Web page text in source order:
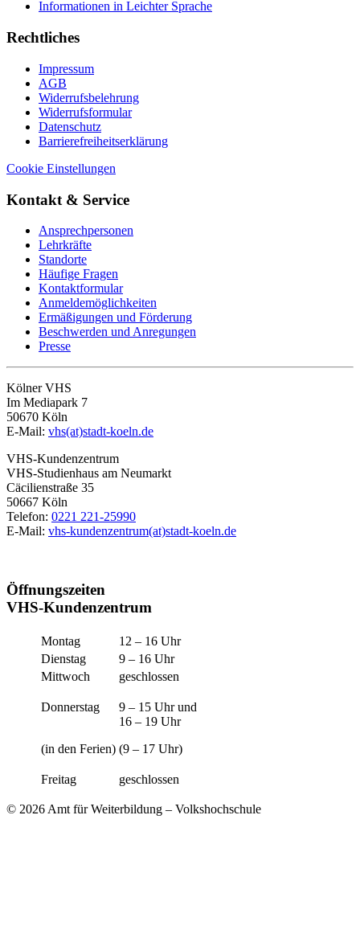
Informationen in Leichter Sprache
Rechtliches
Impressum
AGB
Widerrufsbelehrung
Widerrufsformular
Datenschutz
Barrierefreiheitserklärung
Cookie Einstellungen
Kontakt & Service
Ansprechpersonen
Lehrkräfte
Standorte
Häufige Fragen
Kontaktformular
Anmeldemöglichkeiten
Ermäßigungen und Förderung
Beschwerden und Anregungen
Presse
Kölner VHS
Im Mediapark 7
50670 Köln
E-Mail: vhs(at)stadt-koeln.de
VHS-Kundenzentrum
VHS-Studienhaus am Neumarkt
Cäcilienstraße 35
50667 Köln
Telefon: 0221 221-25990
E-Mail: vhs-kundenzentrum(at)stadt-koeln.de
Öffnungszeiten
VHS-Kundenzentrum
Montag
12 – 16 Uhr
Dienstag
9 – 16 Uhr
Mittwoch
geschlossen
Donnerstag
(in den Ferien)
9 – 15 Uhr und
16 – 19 Uhr
(9 – 17 Uhr)
Freitag geschlossen
© 2026 Amt für Weiterbildung – Volkshochschule